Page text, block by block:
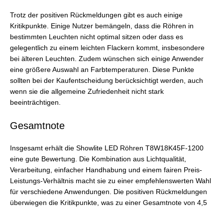
Trotz der positiven Rückmeldungen gibt es auch einige
Kritikpunkte. Einige Nutzer bemängeln, dass die Röhren in
bestimmten Leuchten nicht optimal sitzen oder dass es
gelegentlich zu einem leichten Flackern kommt, insbesondere
bei älteren Leuchten. Zudem wünschen sich einige Anwender
eine größere Auswahl an Farbtemperaturen. Diese Punkte
sollten bei der Kaufentscheidung berücksichtigt werden, auch
wenn sie die allgemeine Zufriedenheit nicht stark
beeinträchtigen.
Gesamtnote
Insgesamt erhält die Showlite LED Röhren T8W18K45F-1200
eine gute Bewertung. Die Kombination aus Lichtqualität,
Verarbeitung, einfacher Handhabung und einem fairen Preis-
Leistungs-Verhältnis macht sie zu einer empfehlenswerten Wahl
für verschiedene Anwendungen. Die positiven Rückmeldungen
überwiegen die Kritikpunkte, was zu einer Gesamtnote von 4,5